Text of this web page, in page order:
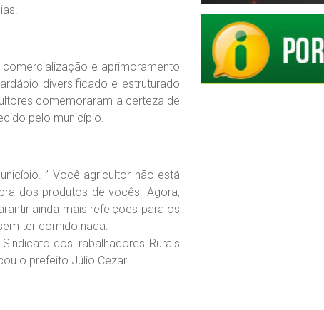
e aprimoramento
diversificado e estruturado
comemoraram a certeza de
pelo município.
” Você agricultor não está
dos produtos de vocês. Agora,
ainda mais refeições para os
ter comido nada.
dosTrabalhadores Rurais
o prefeito Júlio Cezar.